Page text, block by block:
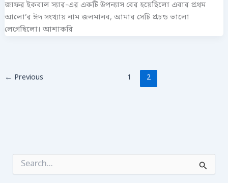
জাফর ইকবাল স্যার-এর একটি উপন্যাস বের হয়েছিলো এবার প্রথম
আলো’র ঈদ সংখ্যায় নাম জলমানব, আমার সেটি প্রচন্ড ভালো
লেগেছিলো। আশাকরি
← Previous 1 2